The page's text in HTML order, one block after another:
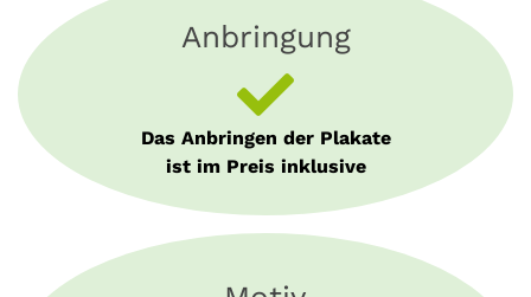
Anbringung
Das Anbringen der Plakate
ist im Preis inklusive